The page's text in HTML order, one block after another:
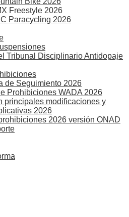
Freestyle 2026
Paracycling 2026
Tribunal Disciplinario Antidopaje
de Seguimiento 2026
Prohibiciones WADA 2026
principales modificaciones y
2026
2026 versión ONAD